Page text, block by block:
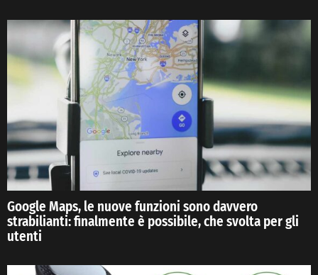
Google Maps, le nuove funzioni sono davvero
strabilianti: finalmente è possibile, che svolta per gli
utenti